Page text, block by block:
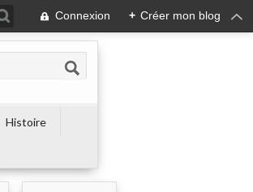
Connexion + Créer mon blog
Histoire